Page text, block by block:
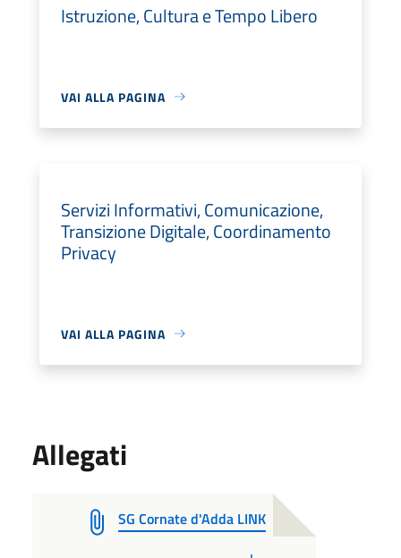
Istruzione, Cultura e Tempo Libero
VAI ALLA PAGINA
Servizi Informativi, Comunicazione,
Transizione Digitale, Coordinamento
Privacy
VAI ALLA PAGINA
Allegati
SG Cornate d'Adda LINK